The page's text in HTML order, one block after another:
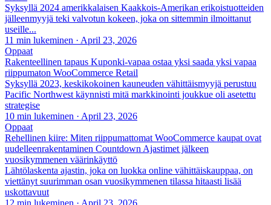
Syksyllä 2024 amerikkalaisen Kaakkois-Amerikan erikoistuotteiden
jälleenmyyjä teki valvotun kokeen, joka on sittemmin ilmoittanut
useille...
11 min lukeminen · April 23, 2026
Oppaat
Rakenteellinen tapaus Kuponki-vapaa ostaa yksi saada yksi vapaa
riippumaton WooCommerce Retail
Syksyllä 2023, keskikokoinen kauneuden vähittäismyyjä perustuu
Pacific Northwest käynnisti mitä markkinointi joukkue oli asetettu
strategise
10 min lukeminen · April 23, 2026
Oppaat
Rehellinen kiire: Miten riippumattomat WooCommerce kaupat ovat
uudelleenrakentaminen Countdown Ajastimet jälkeen
vuosikymmenen väärinkäyttö
Lähtölaskenta ajastin, joka on luokka online vähittäiskauppaa, on
viettänyt suurimman osan vuosikymmenen tilassa hitaasti lisää
uskottavuut
12 min lukeminen · April 23, 2026